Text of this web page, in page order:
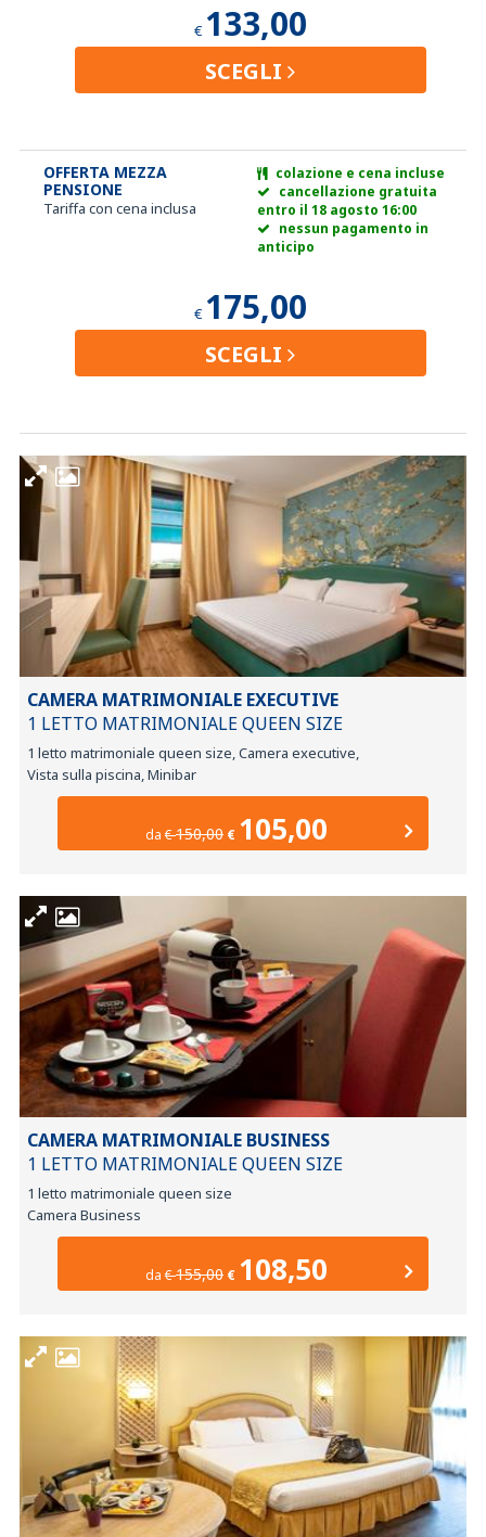
€ 133,00
SCEGLI
OFFERTA MEZZA
PENSIONE
Tariffa con cena inclusa
colazione e cena incluse
cancellazione gratuita
entro il 18 agosto 16:00
nessun pagamento in
anticipo
€ 175,00
SCEGLI
CAMERA MATRIMONIALE EXECUTIVE
1 LETTO MATRIMONIALE QUEEN SIZE
1 letto matrimoniale queen size, Camera executive,
Vista sulla piscina, Minibar
da€150,00 € 105,00
CAMERA MATRIMONIALE BUSINESS
1 LETTO MATRIMONIALE QUEEN SIZE
1 letto matrimoniale queen size
Camera Business
da€155,00 € 108,50